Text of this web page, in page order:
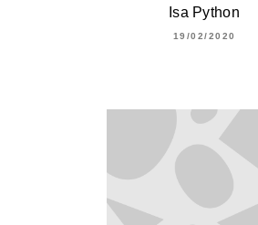
Isa Python
19/02/2020